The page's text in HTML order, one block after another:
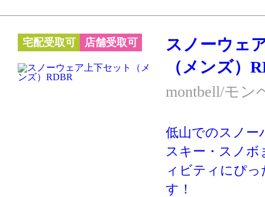
です。
ーハイキングな
クティブに動
す。あまり動か
ケットやダウ
向いています。
宅配受取可 店舗受取可
スノーウェ
（メンズ）
montbell/モン
低山でのスノー
スキー・スノ
ィビティにぴ
す！